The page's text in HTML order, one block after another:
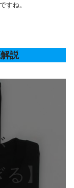
すね。
説
る】